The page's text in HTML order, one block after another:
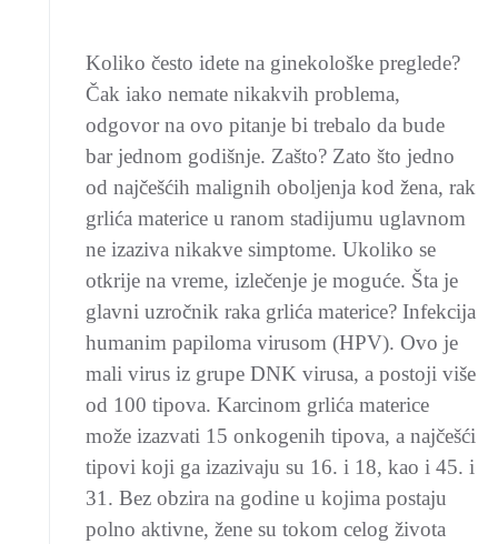
Koliko često idete na ginekološke preglede?
Čak iako nemate nikakvih problema,
odgovor na ovo pitanje bi trebalo da bude
bar jednom godišnje. Zašto? Zato što jedno
od najčešćih malignih oboljenja kod žena, rak
grlića materice u ranom stadijumu uglavnom
ne izaziva nikakve simptome. Ukoliko se
otkrije na vreme, izlečenje je moguće. Šta je
glavni uzročnik raka grlića materice? Infekcija
humanim papiloma virusom (HPV). Ovo je
mali virus iz grupe DNK virusa, a postoji više
od 100 tipova. Karcinom grlića materice
može izazvati 15 onkogenih tipova, a najčešći
tipovi koji ga izazivaju su 16. i 18, kao i 45. i
31. Bez obzira na godine u kojima postaju
polno aktivne, žene su tokom celog života